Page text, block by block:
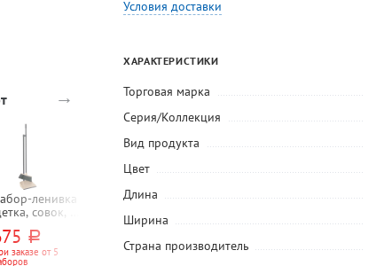
→
ленивка
совок, М-
75см,
руб.
заказе от 5
Щетка в сборе
"Профессионал
(Professional)",
длина черенка
265,98
При заказе от 2 штук
Пылесос LG,
1,3л, 2000 Вт,
сухая уборка,
Цена за штуку
Урна для
крышкой, с
SonWelle, хром,
Цена за штуку
Условия доставки
ХАРАКТЕРИСТИКИ
Торговая марка
Серия/Коллекция
Вид продукта
Цвет
Длина
Ширина
Страна производитель